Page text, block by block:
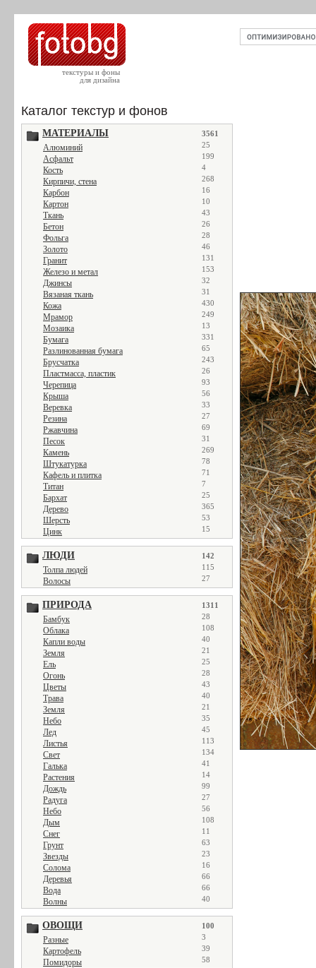
текстуры и фоны
для дизайна
Каталог текстур и фонов
МАТЕРИАЛЫ 3561
Алюминий 25
Асфальт 199
Кость 4
Кирпичи, стена 268
Карбон 16
Картон 10
Ткань 43
Бетон 26
Фольга 28
Золото 46
Гранит 131
Железо и метал 153
Джинсы 32
Вязаная ткань 31
Кожа 430
Мрамор 249
Мозаика 13
Бумага 331
Разлинованная бумага 65
Брусчатка 243
Пластмасса, пластик 26
Черепица 93
Крыша 56
Веревка 33
Резина 27
Ржавчина 69
Песок 31
Камень 269
Штукатурка 78
Кафель и плитка 71
Титан 7
Бархат 25
Дерево 365
Шерсть 53
Цинк 15
ЛЮДИ 142
Толпа людей 115
Волосы 27
ПРИРОДА 1311
Бамбук 28
Облака 108
Капли воды 40
Земля 21
Ель 25
Огонь 28
Цветы 43
Трава 40
Земля 21
Небо 35
Лед 45
Листья 113
Свет 134
Галька 41
Растения 14
Дождь 99
Радуга 27
Небо 56
Дым 108
Снег 11
Грунт 63
Звезды 23
Солома 16
Деревья 66
Вода 66
Волны 40
ОВОЩИ 100
Разные 3
Картофель 39
Помидоры 58